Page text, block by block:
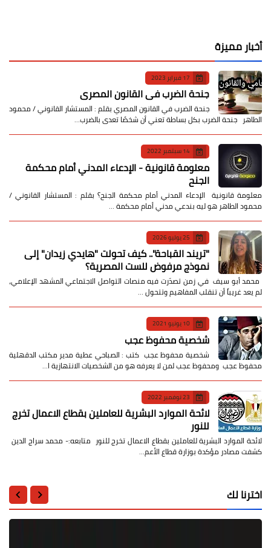
أخبار مميزة
17 فبراير 2023
جنحة الضرب في القانون المصري
جنحة الضرب في القانون المصري بقلم : المستشار القانوني / محمود
الطاهر جنحة الضرب بكل بساطة تعني أن شخصًا تعدى بالضرب…
14 سبتمبر 2022
معلومة قانونية - الإدعاء المدني أمام محكمة
الجنح
معلومة قانونية الإدعاء المدني أمام محكمة الجنح؟ بقلم : المستشار القانوني /
محمود الطاهر هو ليه بندعي مدني أمام محكمة …
25 يوليو 2026
​"تريند القباحة".. كيف تحولت "هايدي زيدان" إلى
نموذج مرفوض للست المصرية؟
​ محمد أبو سيف ​في زمن تصدّرت فيه منصات التواصل الاجتماعي المشهد الإعلامي،
لم يعد غريباً أن تنقلب المفاهيم وتتحول …
10 يونيو 2021
شخصية محفوظ عجب
شخصية محفوظ عجب كتب : الصباحي عطية مدير مكتب الدقهلية
محفوظ عجب ومحفوظ عجب لمن لا يعرفه هو من الشخصيات الانتهازية ا…
23 نوفمبر 2022
لائحة الموارد البشرية للعاملين بقطاع الاعمال تخرج
للنور
لائحة الموارد البشرية للعاملين بقطاع الاعمال تخرج للنور متابعه:- محمد سراج الدين
كشفت مصادر مؤكدة بوزارة قطاع الأعم…
اخترنا لك